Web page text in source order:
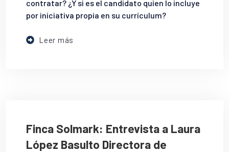
contratar? ¿Y si es el candidato quien lo incluye
por iniciativa propia en su currículum?
Leer más
Finca Solmark: Entrevista a Laura
López Basulto Directora de